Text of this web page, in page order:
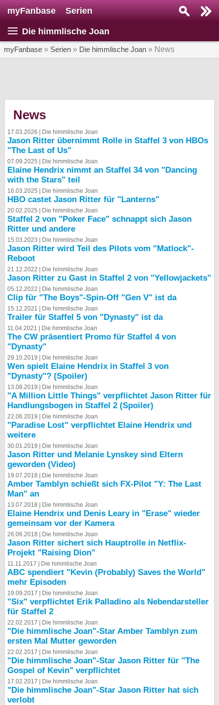
myFanbase Serien
Die himmlische Joan
myFanbase » Serien » Die himmlische Joan » News
News
17.03.2026 | Die himmlische Joan
Jason Ritter übernimmt Rolle in Staffel 3 von HBOs
"The Last of Us"
07.09.2025 | Die himmlische Joan
Elaine Hendrix nimmt an Staffel 34 von "Dancing
with the Stars" teil
16.03.2025 | Die himmlische Joan
HBO castet Jason Ritter für "Lanterns"
20.02.2025 | Die himmlische Joan
Staffel 2 von "Poker Face" schnappt sich Jason
Ritter und andere
15.03.2023 | Die himmlische Joan
Jason Ritter wird Teil des Pilots vom "Matlock"-
Reboot
21.12.2022 | Die himmlische Joan
Jason Ritter zu Gast in Staffel 2 von "Yellowjackets"
05.12.2022 | Die himmlische Joan
Clip für "The Boys"-Spin-Off "Gen V" ist da
15.12.2021 | Die himmlische Joan
Trailer für Staffel 5 von "Dynasty" ist da
11.04.2021 | Die himmlische Joan
The CW präsentiert Promo für Staffel 4 von
"Dynasty"
29.10.2019 | Die himmlische Joan
Wen spielt Elaine Hendrix in Staffel 3 von
"Dynasty"? (Spoiler)
13.08.2019 | Die himmlische Joan
"A Million Little Things" verpflichtet Jason Ritter für
Handlungsbogen in Staffel 2 (Spoiler)
22.06.2019 | Die himmlische Joan
"Paradise Lost" verpflichtet Elaine Hendrix und
weitere
30.01.2019 | Die himmlische Joan
Jason Ritter und Melanie Lynskey sind Eltern
geworden (Video)
19.07.2018 | Die himmlische Joan
Amber Tamblyn schießt sich FX-Pilot "Y: The Last
Man" an
13.07.2018 | Die himmlische Joan
Elaine Hendrix und Denis Leary in "Erase" wieder
gemeinsam vor der Kamera
26.06.2018 | Die himmlische Joan
Jason Ritter sichert sich Hauptrolle in Netflix-
Projekt "Raising Dion"
11.11.2017 | Die himmlische Joan
ABC spendiert "Kevin (Probably) Saves the World"
mehr Episoden
19.09.2017 | Die himmlische Joan
"Six" verpflichtet Erik Palladino als Nebendarsteller
für Staffel 2
22.02.2017 | Die himmlische Joan
"Die himmlische Joan"-Star Amber Tamblyn zum
ersten Mal Mutter geworden
22.02.2017 | Die himmlische Joan
"Die himmlische Joan"-Star Jason Ritter für "The
Gospel of Kevin" verpflichtet
17.02.2017 | Die himmlische Joan
"Die himmlische Joan"-Star Jason Ritter hat sich
verlobt
Home
SERIEN
KULTUR
SERVICE
Impressum
Desktop-Ansicht
myFanbase